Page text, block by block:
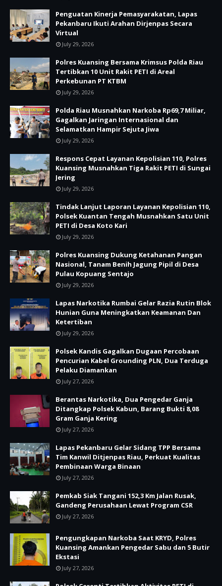
Penguatan Kinerja Pemasyarakatan, Lapas
Pekanbaru Ikuti Arahan Dirjenpas Secara
Virtual
July 29, 2026
Polres Kuansing Bersama Krimsus Polda Riau
Tertibkan 10 Unit Rakit PETI di Areal
Perkebunan PT KTBM
July 29, 2026
Polda Riau Musnahkan Narkoba Rp69,7 Miliar,
Gagalkan Jaringan Internasional dan
Selamatkan Hampir Sejuta Jiwa
July 29, 2026
Respons Cepat Layanan Kepolisian 110, Polres
Kuansing Musnahkan Tiga Rakit PETI di Sungai
Jering
July 29, 2026
Tindak Lanjut Laporan Layanan Kepolisian 110,
Polsek Kuantan Tengah Musnahkan Satu Unit
PETI di Desa Koto Kari
July 29, 2026
Polres Kuansing Dukung Ketahanan Pangan
Nasional, Tanam Benih Jagung Pipil di Desa
Pulau Kopuang Sentajo
July 29, 2026
Lapas Narkotika Rumbai Gelar Razia Rutin Blok
Hunian Guna Meningkatkan Keamanan Dan
Ketertiban
July 29, 2026
Polsek Kandis Gagalkan Dugaan Percobaan
Pencurian Kabel Grounding PLN, Dua Terduga
Pelaku Diamankan
July 27, 2026
Berantas Narkotika, Dua Pengedar Ganja
Ditangkap Polsek Kabun, Barang Bukti 8,08
Gram Ganja Kering
July 27, 2026
Lapas Pekanbaru Gelar Sidang TPP Bersama
Tim Kanwil Ditjenpas Riau, Perkuat Kualitas
Pembinaan Warga Binaan
July 27, 2026
Pemkab Siak Tangani 152,3 Km Jalan Rusak,
Gandeng Perusahaan Lewat Program CSR
July 27, 2026
Pengungkapan Narkoba Saat KRYD, Polres
Kuansing Amankan Pengedar Sabu dan 5 Butir
Ekstasi
July 27, 2026